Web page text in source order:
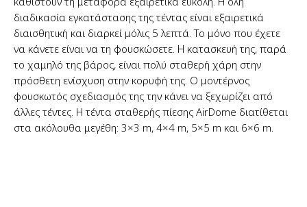
διαδικασία εγκατάστασης της τέντας είναι εξαιρετικά
διαισθητική και διαρκεί μόλις 5 λεπτά. Το μόνο που έχετε
να κάνετε είναι να τη φουσκώσετε. Η κατασκευή της, παρά
το χαμηλό της βάρος, είναι πολύ σταθερή χάρη στην
πρόσθετη ενίσχυση στην κορυφή της. Ο μοντέρνος
φουσκωτός σχεδιασμός της την κάνει να ξεχωρίζει από
άλλες τέντες. Η τέντα σταθερής πίεσης AirDome διατίθεται
στα ακόλουθα μεγέθη: 3×3 m, 4×4 m, 5×5 m και 6×6 m.